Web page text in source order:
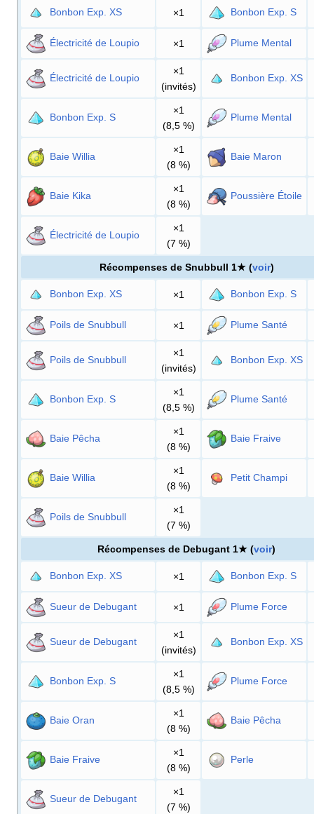
Bonbon Exp. XS ×1 Bonbon Exp. S
Électricité de Loupio ×1 Plume Mental
Électricité de Loupio
×1
(invités)
Bonbon Exp. XS
Bonbon Exp. S
×1
(8,5 %)
Plume Mental
Baie Willia
×1
(8 %)
Baie Maron
Baie Kika
×1
(8 %)
Poussière Étoile
Électricité de Loupio
×1
(7 %)
Récompenses de Snubbull 1★ (voir)
Bonbon Exp. XS ×1 Bonbon Exp. S
Poils de Snubbull ×1 Plume Santé
Poils de Snubbull
×1
(invités)
Bonbon Exp. XS
Bonbon Exp. S
×1
(8,5 %)
Plume Santé
Baie Pêcha
×1
(8 %)
Baie Fraive
Baie Willia
×1
(8 %)
Petit Champi
Poils de Snubbull
×1
(7 %)
Récompenses de Debugant 1★ (voir)
Bonbon Exp. XS ×1 Bonbon Exp. S
Sueur de Debugant ×1 Plume Force
Sueur de Debugant
×1
(invités)
Bonbon Exp. XS
Bonbon Exp. S
×1
(8,5 %)
Plume Force
Baie Oran
×1
(8 %)
Baie Pêcha
Baie Fraive
×1
(8 %)
Perle
Sueur de Debugant
×1
(7 %)